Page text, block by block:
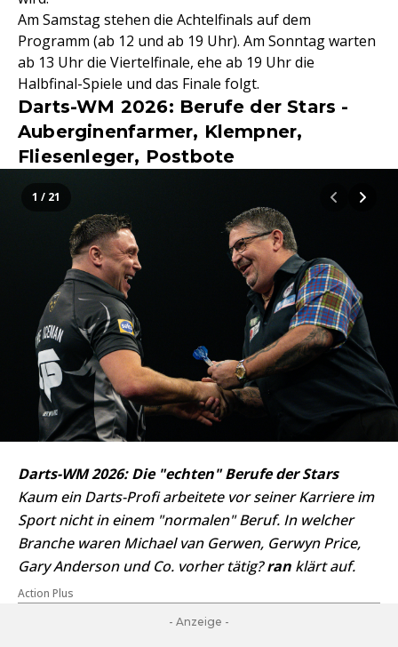
Am Samstag stehen die Achtelfinals auf dem
Programm (ab 12 und ab 19 Uhr). Am Sonntag warten
ab 13 Uhr die Viertelfinale, ehe ab 19 Uhr die
Halbfinal-Spiele und das Finale folgt.
Darts-WM 2026: Berufe der Stars -
Auberginenfarmer, Klempner,
Fliesenleger, Postbote
Darts-WM 2026: Die "echten" Berufe der Stars
Kaum ein Darts-Profi arbeitete vor seiner Karriere im
Sport nicht in einem "normalen" Beruf. In welcher
Branche waren Michael van Gerwen, Gerwyn Price,
Gary Anderson und Co. vorher tätig?ran klärt auf.
Action Plus
1 / 21
- Anzeige -